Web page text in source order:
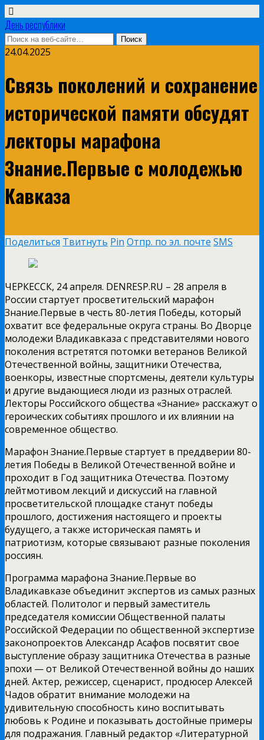
День республики
24.04.2025
Связь поколений и сохранение
исторической памяти обсудят
лекторы марафона
Знание.Первые с молодежью
Кавказа
Поделиться Твитнуть Pin Отпр. по эл. почте SMS
ЧЕРКЕССК, 24 апреля. DENRESP.RU – 28 апреля в
России стартует просветительский марафон
Знание.Первые в честь 80-летия Победы, который
охватит все федеральные округа страны. Во Дворце
молодежи Владикавказа с представителями нового
поколения встретятся потомки ветеранов Великой
Отечественной войны, защитники Отечества,
военкоры, известные спортсмены, деятели культуры
и другие выдающиеся люди из разных отраслей.
Лекторы Российского общества «Знание» расскажут о
героических событиях прошлого и их влиянии на
современное общество.
Марафон Знание.Первые стартует в преддверии 80-
летия Победы в Великой Отечественной войне и
проходит в Год защитника Отечества. Поэтому
лейтмотивом лекций и дискуссий на главной
просветительской площадке станут победы
прошлого, достижения настоящего и проекты
будущего, а также историческая память и
патриотизм, которые связывают разные поколения
россиян.
Программа марафона Знание.Первые во
Владикавказе объединит экспертов из самых разных
областей. Политолог и первый заместитель
председателя комиссии Общественной палаты
Российской Федерации по общественной экспертизе
законопроектов Александр Асафов посвятит свое
выступление образу защитника Отечества в разные
эпохи — от Великой Отечественной войны до наших
дней. Актер, режиссер, сценарист, продюсер Алексей
Чадов обратит внимание молодежи на
удивительную способность кино воспитывать
любовь к Родине и показывать достойные примеры
для подражания. Главный редактор «Литературной